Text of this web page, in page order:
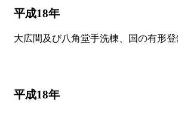
平成18年
大広間及び八角堂手洗棟、国の有形
平成18年